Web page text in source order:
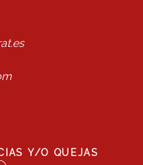
Y/O QUEJAS